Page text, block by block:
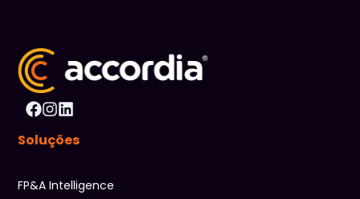
Soluções
FP&A Intelligence